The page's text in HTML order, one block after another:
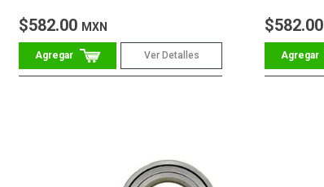
$582.00 MXN
Ver Detalles
$582.00